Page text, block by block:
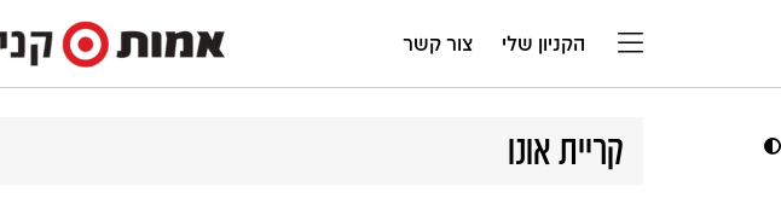
הקניון שלי צור קשר
קריית אונו